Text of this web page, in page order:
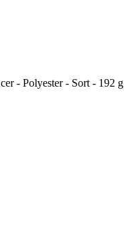
- Polyester - Sort - 192 g